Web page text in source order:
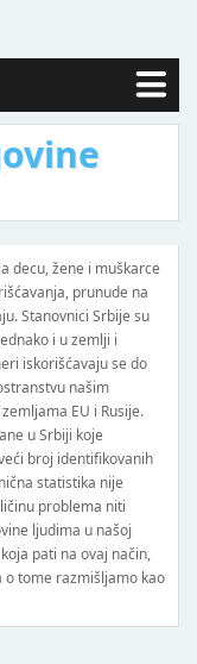
su
jesu osobe od
ali i nepoznate osobe
pretnje i nasilja, druga
u zabludu i držanje u
zloupotreba
teškog položaja
prošlost, ali to ne
u kojima su roditelji
za novac. Dva su faktora
i visok profit. Ova
ljudima, čineći je
u svetu.